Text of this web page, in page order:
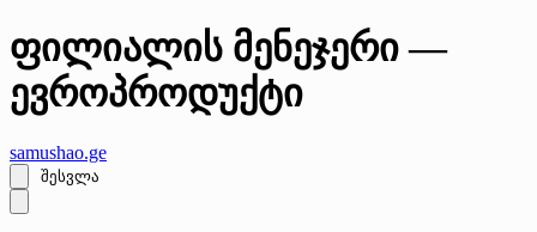
ფილიალის მენეჯერი —
ევროპროდუქტი
samushao.ge
შესვლა